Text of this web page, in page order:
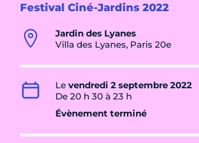
Festival Ciné-Jardins 2022
Jardin des Lyanes
Villa des Lyanes, Paris 20e
Le vendredi 2 septembre 2022
De 20 h 30 à 23 h
Évènement terminé